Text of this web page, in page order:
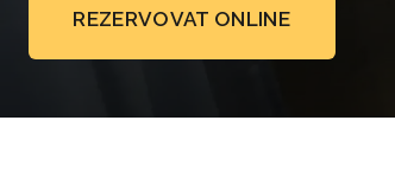
REZERVOVAT ONLINE